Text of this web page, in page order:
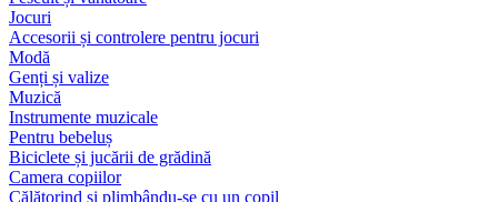
Jocuri
Accesorii și controlere pentru jocuri
Modă
Genți și valize
Muzică
Instrumente muzicale
Pentru bebeluș
Biciclete și jucării de grădină
Camera copiilor
Călătorind și plimbându-se cu un copil